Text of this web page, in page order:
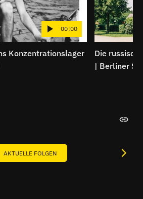
00:00
Konzentrationslager
Die
| Berliner
AKTUELLE FOLGEN